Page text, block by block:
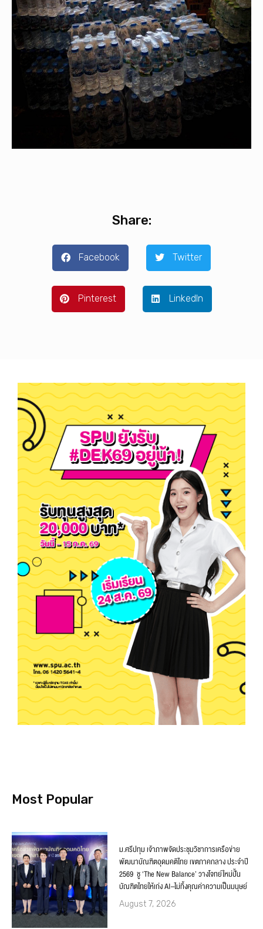
Share:
Facebook Twitter
Pinterest LinkedIn
Most Popular
ม.ศรีปทุม เจ้าภาพจัดประชุมวิชาการเครือข่าย
พัฒนาบัณฑิตอุดมคติไทย เขตภาคกลาง ประจำปี
2569 ชู ‘The New Balance’ วางโจทย์ใหม่ปั้น
บัณฑิตไทยให้เก่ง AI–ไม่ทิ้งคุณค่าความเป็นมนุษย์
August 7, 2026